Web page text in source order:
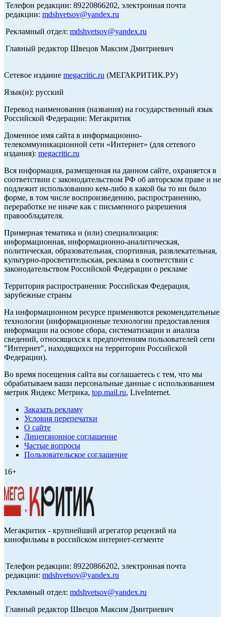
Телефон редакции: 89220866202, электронная почта
редакции: mdshvetsov@yandex.ru
Рекламный отдел: mdshvetsov@yandex.ru
Главный редактор Швецов Максим Дмитриевич
Сетевое издание megacritic.ru (МЕГАКРИТИК.РУ)
Язык(и): русский
Перевод наименования (названия) на государственный язык
Российской Федерации: Мегакритик
Доменное имя сайта в информационно-
телекоммуникационной сети «Интернет» (для сетевого
издания): megacritic.ru
Вся информация, размещенная на данном сайте, охраняется в
соответствии с законодательством РФ об авторском праве и не
подлежит использованию кем-либо в какой бы то ни было
форме, в том числе воспроизведению, распространению,
переработке не иначе как с письменного разрешения
правообладателя.
Примерная тематика и (или) специализация:
информационная, информационно-аналитическая,
политическая, образовательная, спортивная, развлекательная,
культурно-просветительская, реклама в соответствии с
законодательством Российской Федерации о рекламе
Территория распространения: Российская Федерация,
зарубежные страны
На информационном ресурсе применяются рекомендательные
технологии (информационные технологии предоставления
информации на основе сбора, систематизации и анализа
сведений, относящихся к предпочтениям пользователей сети
"Интернет", находящихся на территории Российской
Федерации).
Во время посещения сайта вы соглашаетесь с тем, что мы
обрабатываем ваши персональные данные с использованием
метрик Яндекс Метрика, top.mail.ru, LiveInternet.
Заказать рекламу
Условия перепечатки
О сайте
Лицензионное соглашение
Частые вопросы
Пользовательское соглашение
16+
Мегакритик - крупнейший агрегатор рецензий на
кинофильмы в российском интернет-сегменте
Телефон редакции: 89220866202, электронная почта
редакции: mdshvetsov@yandex.ru
Рекламный отдел: mdshvetsov@yandex.ru
Главный редактор Швецов Максим Дмитриевич